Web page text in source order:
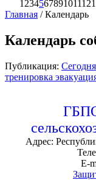
1 234567891011 12
Главная /Календарь
Календарь
Публикация:
тренировка
Адрес:
E-